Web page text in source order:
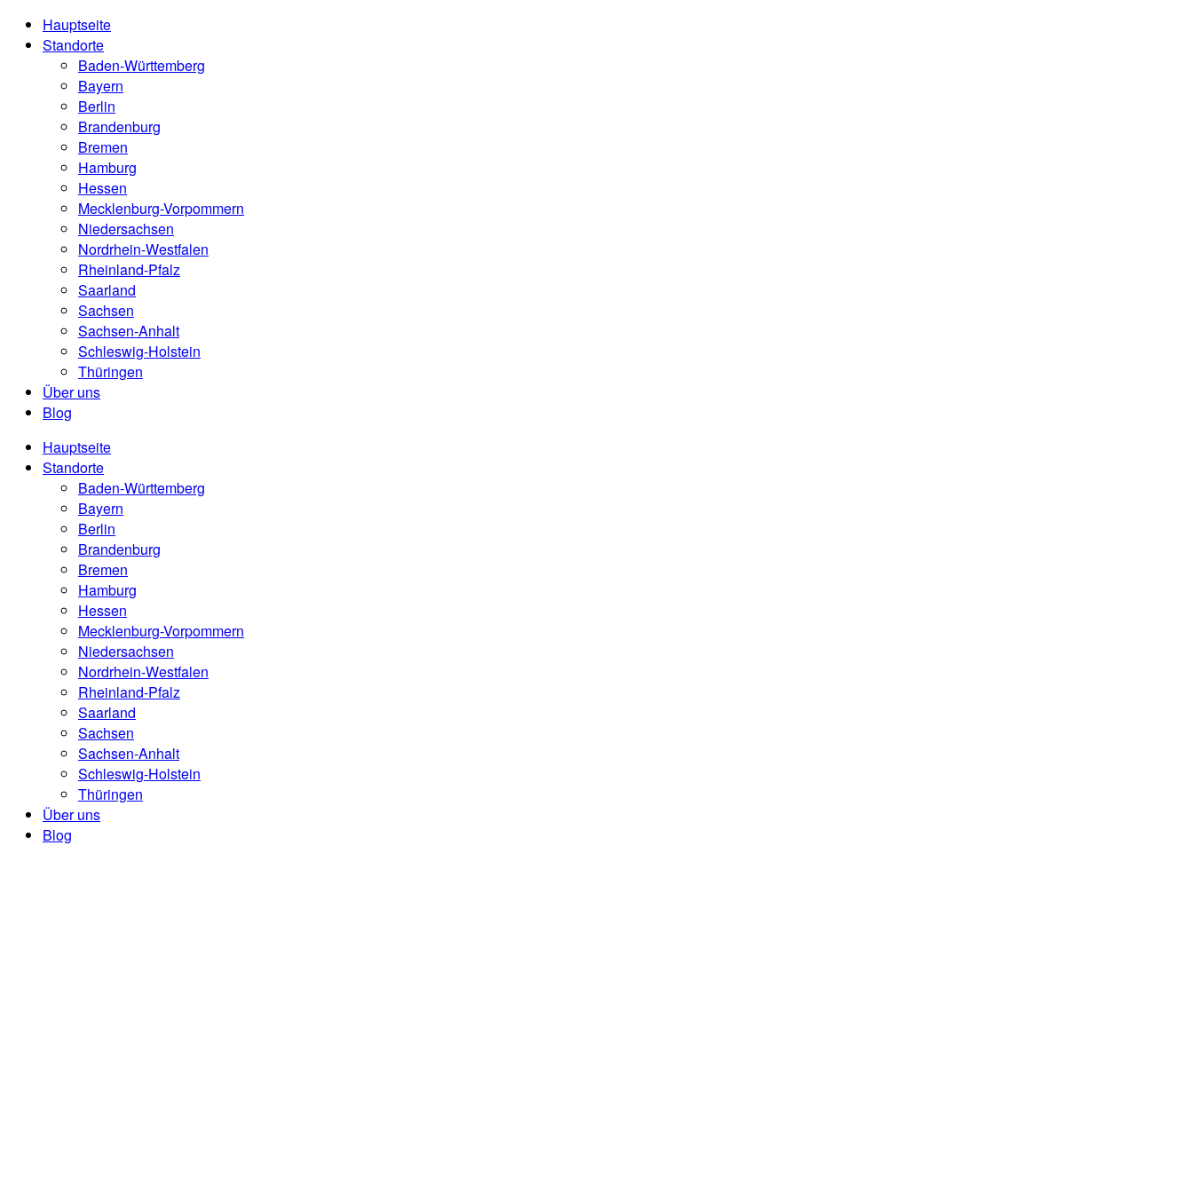
Hauptseite
Standorte
Baden-Württemberg
Bayern
Berlin
Brandenburg
Bremen
Hamburg
Hessen
Mecklenburg-Vorpommern
Niedersachsen
Nordrhein-Westfalen
Rheinland-Pfalz
Saarland
Sachsen
Sachsen-Anhalt
Schleswig-Holstein
Thüringen
Über uns
Blog
Hauptseite
Standorte
Baden-Württemberg
Bayern
Berlin
Brandenburg
Bremen
Hamburg
Hessen
Mecklenburg-Vorpommern
Niedersachsen
Nordrhein-Westfalen
Rheinland-Pfalz
Saarland
Sachsen
Sachsen-Anhalt
Schleswig-Holstein
Thüringen
Über uns
Blog